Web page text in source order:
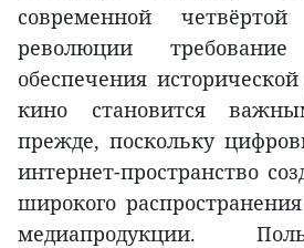
современной
революции
обеспечения
кино становится
прежде, поскольку
интернет-пространство
широкого
медиапродукции.